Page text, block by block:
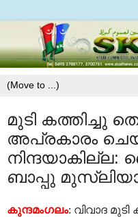
മുടി കത്തിച്ചു
അപ്രകാരം
ബാപ്പു
കുന്ദമംഗലം: വിവാദ മുടി